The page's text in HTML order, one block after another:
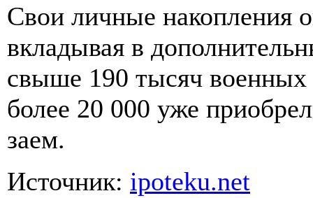
Свои личные накопления
вкладывая в
свыше 190 тысяч
более 20 000 уже
заем.
Источник: ipoteku.net